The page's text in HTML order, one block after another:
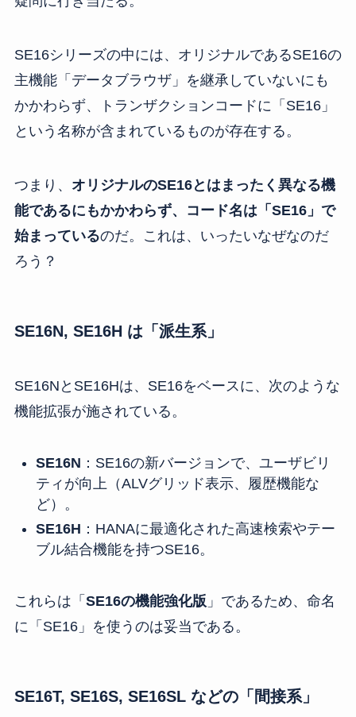
SE16シリーズの中には、オリジナルであるSE16の
主機能「データブラウザ」を継承していないにも
かかわらず、トランザクションコードに「SE16」
という名称が含まれているものが存在する。
つまり、 オリジナルのSE16とはまったく異なる機
能であるにもかかわらず、コード名は「SE16」で
始まっているのだ。これは、いったいなぜなのだ
ろう？
SE16N, SE16H は「派生系」
SE16NとSE16Hは、SE16をベースに、次のような
機能拡張が施されている。
SE16N ：SE16の新バージョンで、ユーザビリ
ティが向上（ALVグリッド表示、履歴機能な
ど）。
SE16H ：HANAに最適化された高速検索やテー
ブル結合機能を持つSE16。
これらは「 SE16の機能強化版 」であるため、命名
に「SE16」を使うのは妥当である。
SE16T, SE16S, SE16SL などの「間接系」